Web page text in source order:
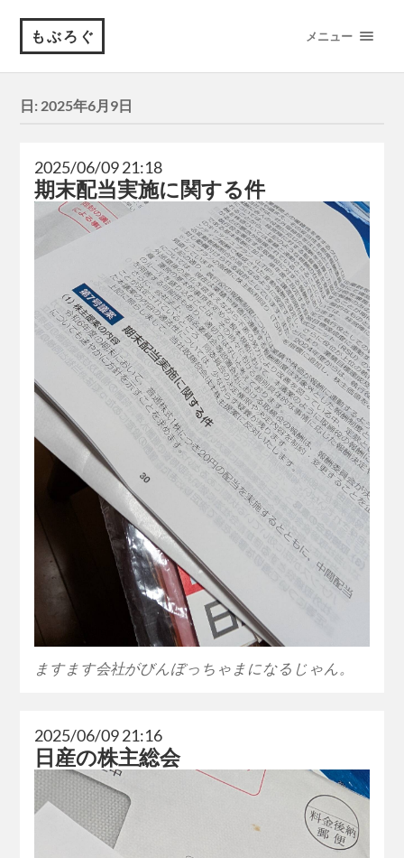
もぶろぐ メニュー
日: 2025年6月9日
2025/06/09 21:18
期末配当実施に関する件
ますます会社がびんぼっちゃまになるじゃん。
2025/06/09 21:16
日産の株主総会